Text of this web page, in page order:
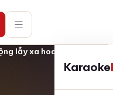
Karaoke
lẫy xa hoa VIP đẹp và…